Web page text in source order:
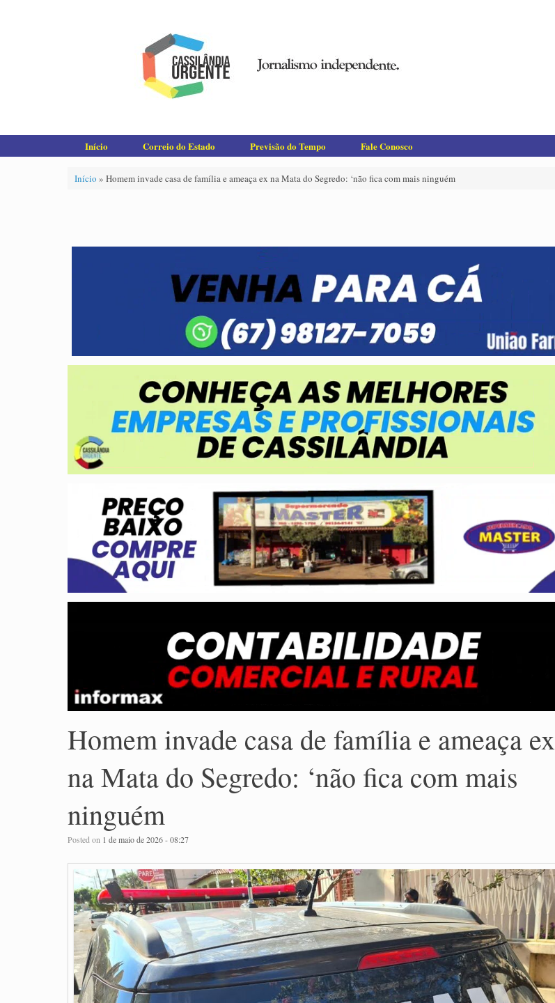
Início Correio do Estado Previsão do Tempo Fale Conosco
Início » Homem invade casa de família e ameaça ex na Mata do Segredo: ‘não fica com mais ninguém
Homem invade casa de família e ameaça ex
na Mata do Segredo: ‘não fica com mais
ninguém
Posted on 1 de maio de 2026 - 08:27